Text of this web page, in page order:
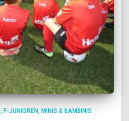
F-JUNIOREN MINIS & BAMBINIS